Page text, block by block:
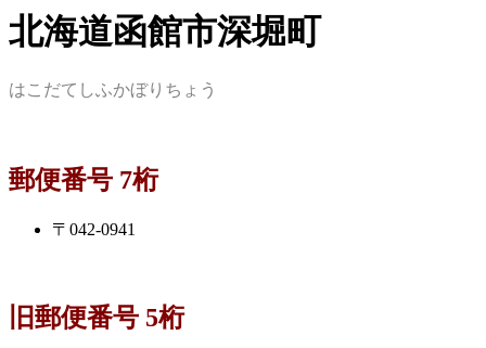
北海道函館市深堀町
はこだてしふかぼりちょう
郵便番号 7桁
〒042-0941
旧郵便番号 5桁